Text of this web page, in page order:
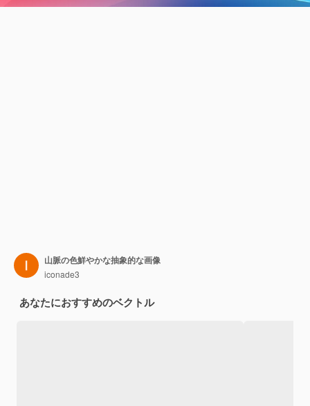
山脈の色鮮やかな抽象的な画像
iconade3
あなたにおすすめのベクトル